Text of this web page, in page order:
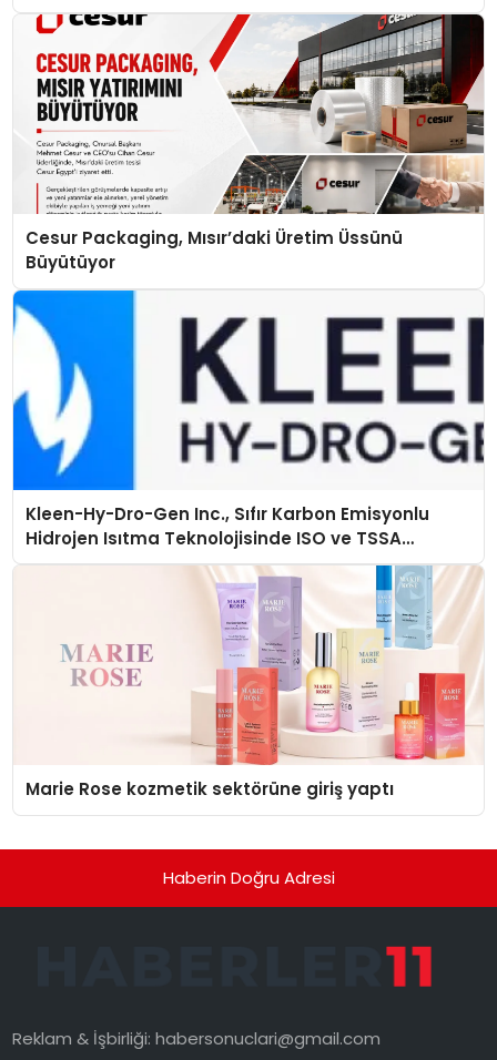
Cesur Packaging, Mısır’daki Üretim Üssünü
Büyütüyor
Kleen-Hy-Dro-Gen Inc., Sıfır Karbon Emisyonlu
Hidrojen Isıtma Teknolojisinde ISO ve TSSA
Düzenleyici Onaylarını Aldı
Marie Rose kozmetik sektörüne giriş yaptı
Haberin Doğru Adresi
Reklam & İşbirliği:habersonuclari@gmail.com